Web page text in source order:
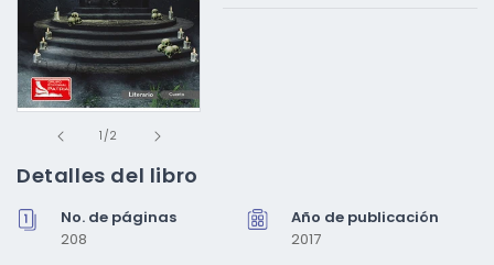
elemento
1
en
ventana
modal
1 /de
2
Detalles del libro
No. de páginas
208
Año de publicación
2017